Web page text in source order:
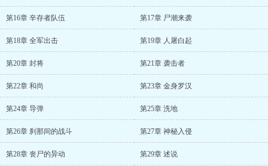
第16章 辛存者队伍 第17章 尸潮来袭
第18章 全军出击 第19章 人屠白起
第20章 封将 第21章 袭击者
第22章 和尚 第23章 金身罗汉
第24章 导弹 第25章 洗地
第26章 刹那间的战斗 第27章 神秘入侵
第28章 丧尸的异动 第29章 述说